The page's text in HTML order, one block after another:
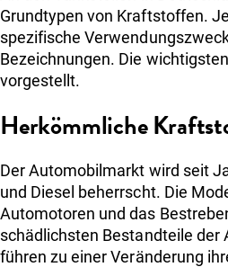
Grundtypen von Kraftstoffen.
spezifische
Bezeichnungen. Die
vorgestellt.
Herkömmliche
Der Automobilmarkt wird seit
und Diesel beherrscht. Die
Automotoren und das
schädlichsten Bestandteile der
führen zu einer Veränderung